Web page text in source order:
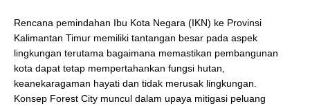
Rencana pemindahan Ibu Kota Negara (IKN) ke Provinsi
Kalimantan Timur memiliki tantangan besar pada aspek
lingkungan terutama bagaimana memastikan pembangunan
kota dapat tetap mempertahankan fungsi hutan,
keanekaragaman hayati dan tidak merusak lingkungan.
Konsep Forest City muncul dalam upaya mitigasi peluang